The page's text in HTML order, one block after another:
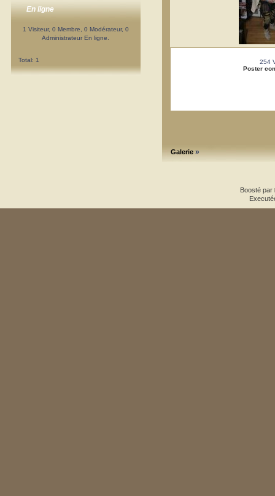
En ligne
1 Visiteur, 0 Membre, 0 Modérateur, 0
Administrateur En ligne.
Total: 1
254
Poster
Galerie»
Boosté par